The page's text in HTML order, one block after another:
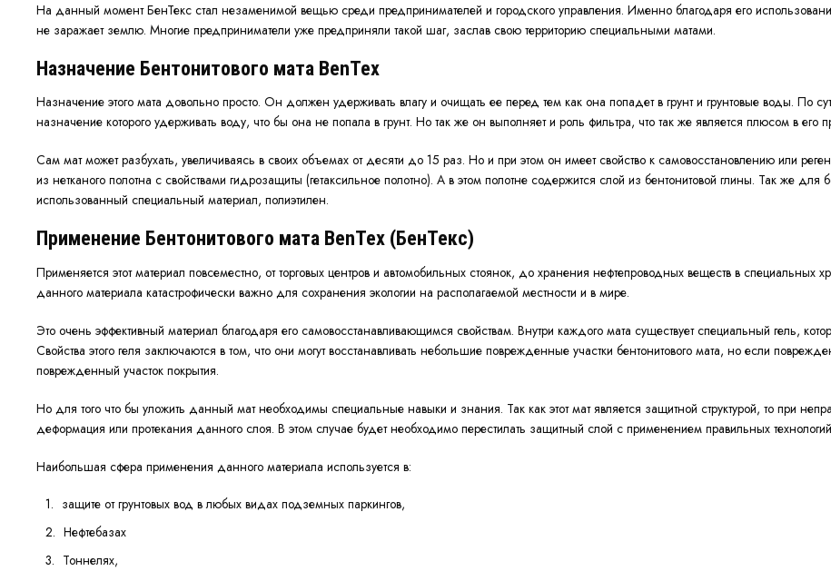
На данный момент БенТекс стал незаменимой вещью среди предпринимателей и городского управления. Именно благодаря его
не заражает землю. Многие предприниматели уже предприняли такой шаг, заслав свою территорию специальными матами.
Назначение Бентонитового мата BenTex
Назначение этого мата довольно просто. Он должен удерживать влагу и очищать ее перед тем как она попадет в грунт и грунтовые воды. По
назначение которого удерживать воду, что бы она не попала в грунт. Но так же он выполняет и роль фильтра, что так же является плюсом в его
Сам мат может разбухать, увеличиваясь в своих объемах от десяти до 15 раз. Но и при этом он имеет свойство к самовосстановлению или
из нетканого полотна с свойствами гидрозащиты (гетаксильное полотно). А в этом полотне содержится слой из бентонитовой глины. Так же
использованный специальный материал, полиэтилен.
Применение Бентонитового мата BenTex (БенТекс)
Применяется этот материал повсеместно, от торговых центров и автомобильных стоянок, до хранения нефтепроводных веществ в
данного материала катастрофически важно для сохранения экологии на располагаемой местности и в мире.
Это очень эффективный материал благодаря его самовосстанавливающимся свойствам. Внутри каждого мата существует специальный гель,
Свойства этого геля заключаются в том, что они могут восстанавливать небольшие поврежденные участки бентонитового мата, но если
поврежденный участок покрытия.
Но для того что бы уложить данный мат необходимы специальные навыки и знания. Так как этот мат является защитной структурой, то при
деформация или протекания данного слоя. В этом случае будет необходимо перестилать защитный слой с применением правильных
Наибольшая сфера применения данного материала используется в:
защите от грунтовых вод в любых видах подземных паркингов,
Нефтебазах
Тоннелях,